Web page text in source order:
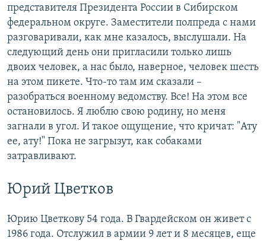
представителя Президента России в Сибирском
федеральном округе. Заместители полпреда с нами
разговаривали, как мне казалось, выслушали. На
следующий день они пригласили только лишь
двоих человек, а нас было, наверное, человек шесть
на этом пикете. Что-то там им сказали –
разобраться военному ведомству. Все! На этом все
остановилось. Я люблю свою родину, но меня
загнали в угол. И такое ощущение, что кричат: "Ату
ее, ату!" Пока не загрызут, как собаками
затравливают.
Юрий Цветков
Юрию Цветкову 54 года. В Гвардейском он живет с
1986 года. Отслужил в армии 9 лет и 8 месяцев, еще